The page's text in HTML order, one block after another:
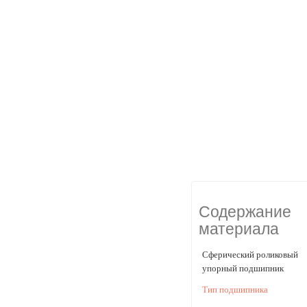
Содержание
материала
Сферический роликовый
упорный подшипник
Тип подшипника